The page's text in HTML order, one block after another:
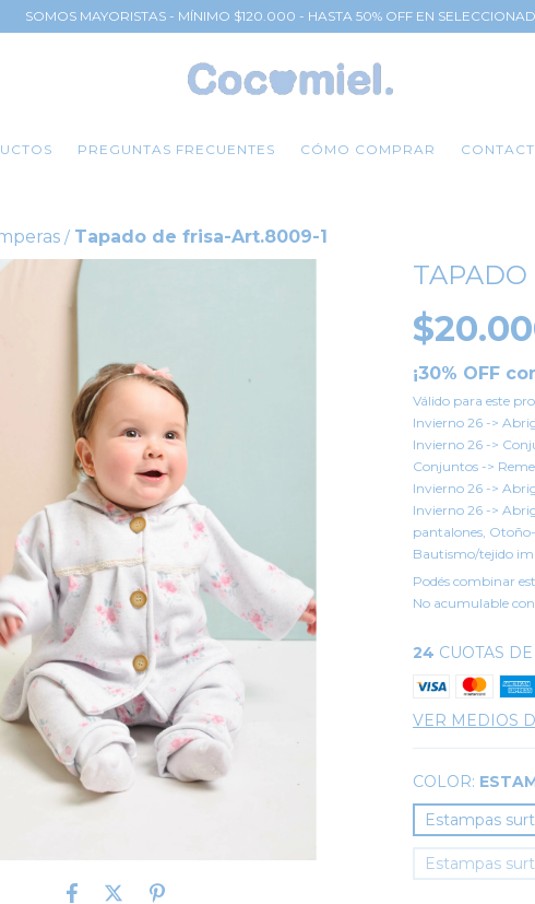
SOMOS MAYORISTAS - MÍNIMO $120.000 - HASTA 50% OFF EN
PREGUNTAS FRECUENTES CÓMO COMPRAR
/ Tapado de frisa-Art.8009-1
TAPADO
¡30% OFF
Válido para este
Invierno 26 ->
Invierno 26 ->
Conjuntos ->
Invierno 26 ->
Invierno 26 ->
pantalones,
Bautismo/tejido
Podés combinar
No acumulable
24 CUOTAS DE
VER MEDIOS
COLOR:
Estampas
Estampas